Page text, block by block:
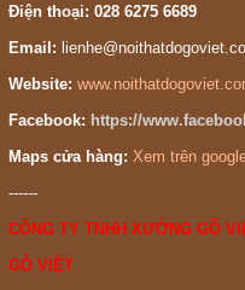
Điện thoại: 028 6275 6689
Email:
Website:
Facebook: https://
Maps cửa hàng: Xem trên
------
CÔNG TY TNHH XƯỞNG GỖ
GỖ VIỆT